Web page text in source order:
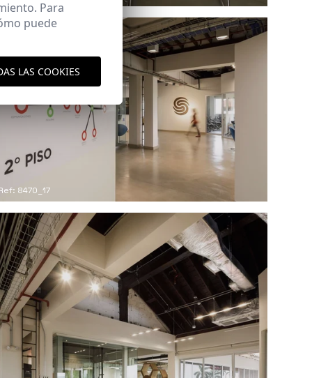
8470_17
Para
puede
LAS COOKIES